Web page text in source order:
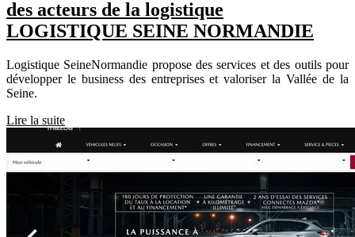
des acteurs de la logistique
LOGISTIQUE SEINE NORMANDIE
Logistique SeineNormandie propose des services et des outils pour
développer le business des entreprises et valoriser la Vallée de la
Seine.
Lire la suite